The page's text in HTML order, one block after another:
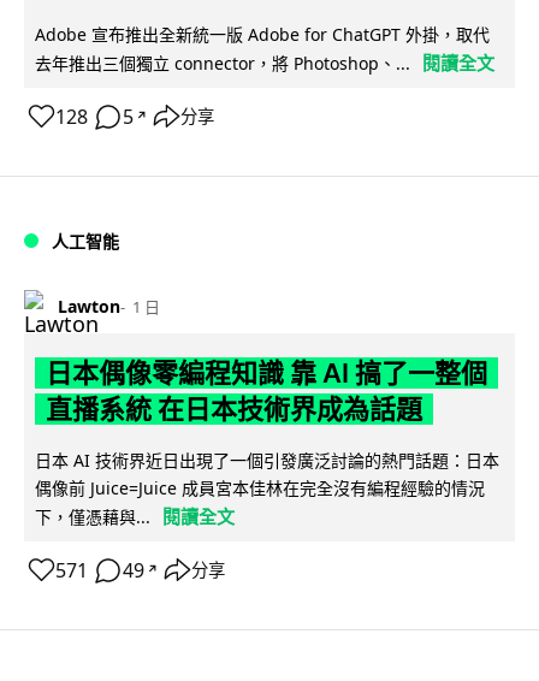
Adobe 宣布推出全新統一版 Adobe for ChatGPT 外掛，取代
去年推出三個獨立 connector，將 Photoshop、...
閱讀全文
128 5 ↗ 分享
人工智能
Lawton 1 日
日本偶像零編程知識 靠 AI 搞了一整個
直播系統 在日本技術界成為話題
日本 AI 技術界近日出現了一個引發廣泛討論的熱門話題：日本
偶像前 Juice=Juice 成員宮本佳林在完全沒有編程經驗的情況
下，僅憑藉與...
閱讀全文
571 49 ↗ 分享